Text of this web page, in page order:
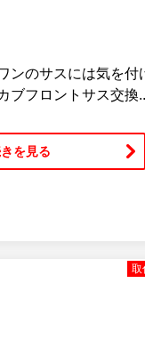
ンのサスには気を付
ブフロントサス交換
を見る
取